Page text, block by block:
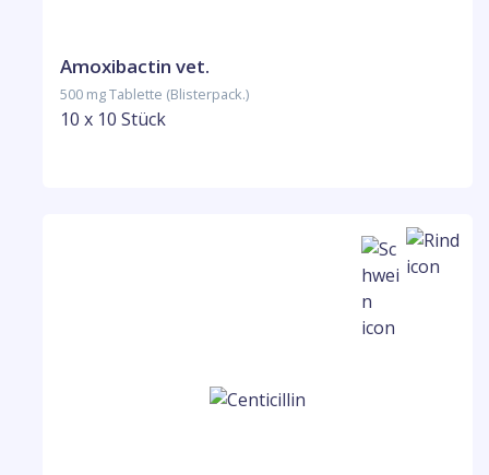
Amoxibactin vet.
500 mg Tablette (Blisterpack.)
10 x 10 Stück